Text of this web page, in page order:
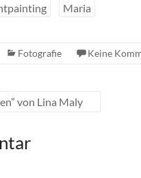
Maria
Fotografie Keine
von Lina Maly